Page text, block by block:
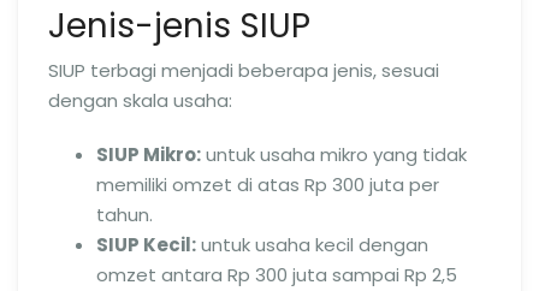
Jenis-jenis SIUP
SIUP terbagi menjadi beberapa jenis, sesuai
dengan skala usaha:
SIUP Mikro:untuk usaha mikro yang tidak
memiliki omzet di atas Rp 300 juta per
tahun.
SIUP Kecil:untuk usaha kecil dengan
omzet antara Rp 300 juta sampai Rp 2,5